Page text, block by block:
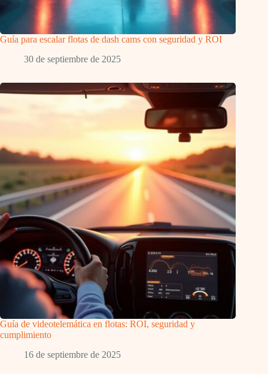
Guía para escalar flotas de dash cams con seguridad y ROI
30 de septiembre de 2025
Guía de videotelemática en flotas: ROI, seguridad y
cumplimiento
16 de septiembre de 2025